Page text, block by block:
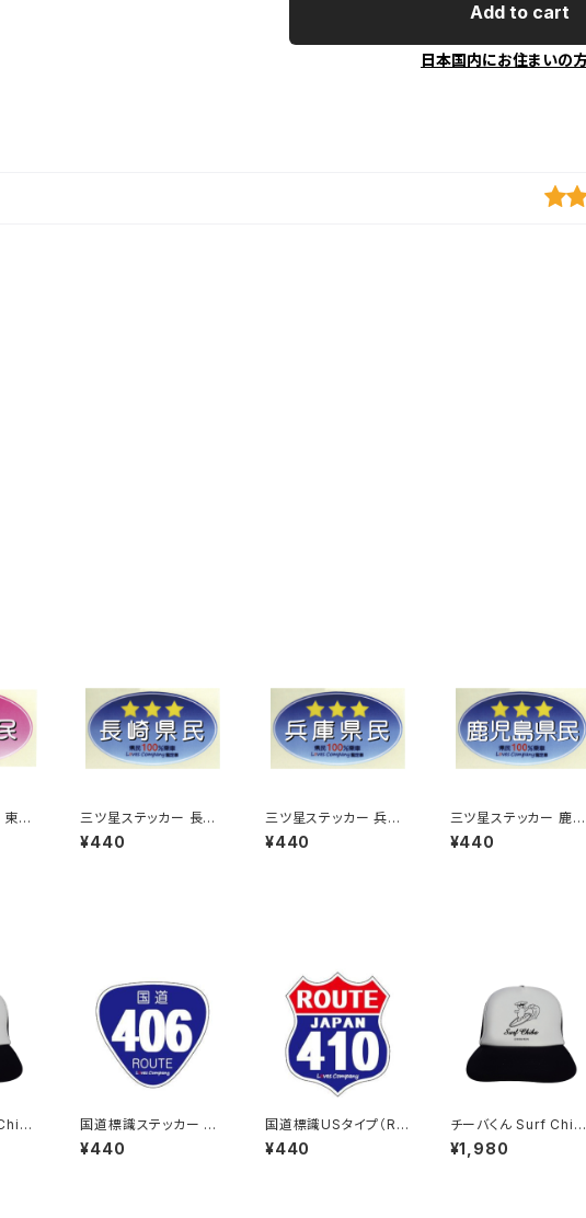
Add to cart
日本国内にお住まいの
東京
三ツ星ステッカー 長崎
県民(ブルー)
¥440
三ツ星ステッカー 兵庫
県民(ブルー)
¥440
三ツ星ステッカー 鹿児
島県民(ブルー)
¥440
国道標識ステッカー 40
6号線
¥440
国道標識USタイプ（RO
UTE）ステッカー 410号
線
¥440
チーバくん Surf Chib
a：メッシュキャップ（Bホ
ワイト）
¥1,980